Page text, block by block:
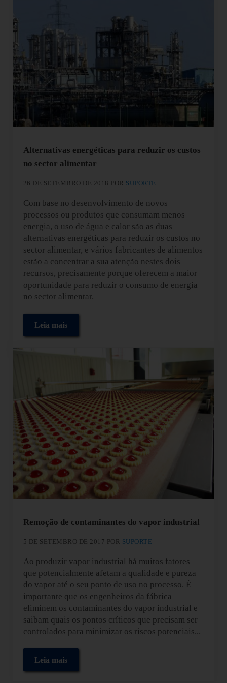
Alternativas energéticas para reduzir os custos
no sector alimentar
26 DE SETEMBRO DE 2018 POR SUPORTE
Com base no desenvolvimento de novos
processos ou produtos que consumam menos
energia, o uso de água e calor são as duas
alternativas energéticas para reduzir os custos no
sector alimentar, e vários fabricantes de alimentos
estão a concentrar a sua atenção nestes dois
recursos, precisamente porque oferecem a maior
oportunidade para reduzir o consumo de energia
no sector alimentar.
Leia maisAlternativas energéticas para reduzir os custos no
Remoção de contaminantes do vapor industrial
5 DE SETEMBRO DE 2017 POR SUPORTE
Ao produzir vapor industrial há muitos fatores
que potencialmente afetam a qualidade e pureza
do vapor até o seu ponto de uso no processo. É
importante que os engenheiros da fábrica
eliminem os contaminantes do vapor industrial e
saibam quais os pontos críticos que precisam ser
controlados para minimizar os riscos potenciais...
Leia maisRemoção de contaminantes do vapor industrial